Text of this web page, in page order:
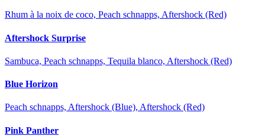
Rhum à la noix de coco, Peach schnapps, Aftershock (Red)
Aftershock Surprise
Sambuca, Peach schnapps, Tequila blanco, Aftershock (Red)
Blue Horizon
Peach schnapps, Aftershock (Blue), Aftershock (Red)
Pink Panther